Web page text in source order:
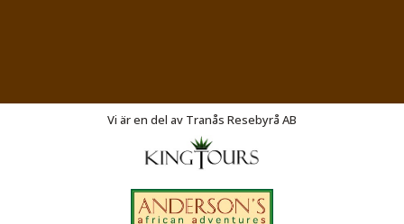
SE-573 31Tranås
Telefon046 14 05 90
info@exodusresor.se2026
Vi är en del av Tranås Resebyrå AB